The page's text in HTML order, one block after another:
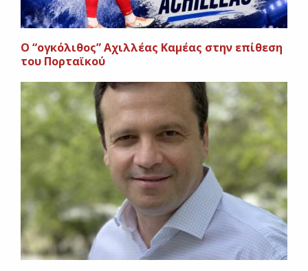
Ο “ογκόλιθος” Αχιλλέας Καμέας στην επίθεση
του Πορταϊκού